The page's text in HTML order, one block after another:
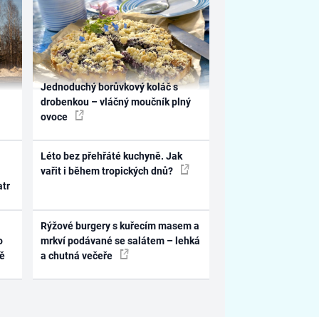
Jednoduchý borůvkový koláč s
drobenkou – vláčný moučník plný
ovoce
Léto bez přehřáté kuchyně. Jak
vařit i během tropických dnů?
Rýžové burgery s kuřecím masem a
mrkví podávané se salátem – lehká
a chutná večeře